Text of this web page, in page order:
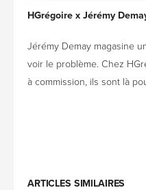
HGrégoire x Jérémy
Jérémy Demay magasine
voir le problème. Chez
à commission, ils sont là
ARTICLES SIMILAIRES